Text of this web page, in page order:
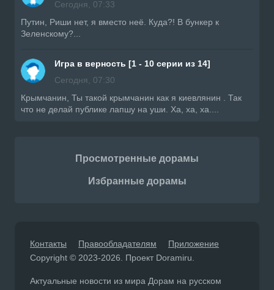
Сегодня, 07:33
Путин, Риши нет, я вместо неё. Куда?! В бункер к
Зеленскому?...
Игра в верность [1 - 10 серии из 14]
Сегодня, 07:30
Крымчанин, Ты такой крымчанин как я киевлянин . Так
что не делай публике лапшу на уши. Ха, ха, ха....
Просмотренные дорамы
Избранные дорамы
Контакты Правообладателям
Приложение
Copyright © 2023-2026. Проект Doramiru.
Актуальные новости из мира Дорам на русском